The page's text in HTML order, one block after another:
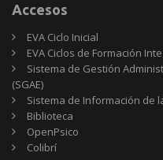
Accesos
EVA Ciclo Inicial
EVA Ciclos de Formación
Sistema de Gestión
(SGAE)
Sistema de Información de
Biblioteca
OpenPsico
Colibrí